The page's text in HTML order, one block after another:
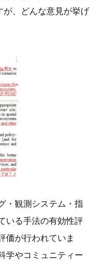
が、どんな意見が挙げ
・観測システム・指
いる手法の有効性評
価が行われていま
学やコミュニティー